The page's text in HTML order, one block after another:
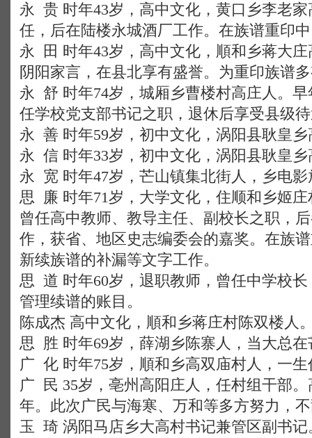
永 贵 时年43岁，高中文化，黄口乡李老
任，后在陆楼永城酒厂工作。在族谱重印
永 田 时年43岁，高中文化，順和乡蒋大
阴阳家言，在县北享有盛誉。为重印族谱
永 舒 时年74岁，城厢乡曹楼村高庄人。
任学校党支部书记之职，退休后享受县级
永 善 时年59岁，初中文化，涡阳县耿皇乡
永 信 时年33岁，初中文化，涡阳县耿皇
永 宽 时年47岁，芒山镇集北街人，乡电影
思 廉 时年71岁，大学文化，住顺和乡姬
曾任高中教师、教导主任、副校长之职，
作，获省、地区史志编委会的嘉奖。在族
新续族谱的补漏等文字工作。
思 道 时年60岁，退职教师，曾任中学校
管理续谱的账目。
陈成杰 高中文化，順和乡蒋庄村陈双楼人
思 胜 时年69岁，薛湖乡陈寨人，当大总
广 化 时年75岁，順和乡高双庙村人，一生
广 民 35岁，亳州高阳庄人，任村组干部
年。此次广民与海寒、万和等多方努力，
玉 琦 涡阳马店乡大高村书记兼管区副书记